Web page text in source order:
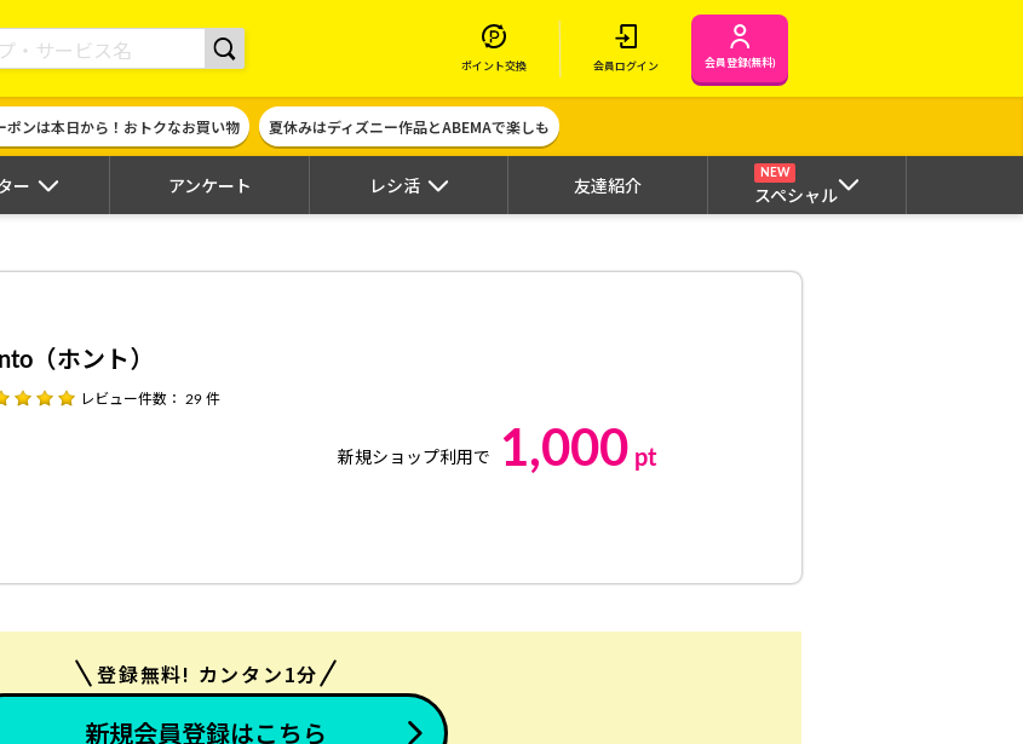
ト券に交換できるポイントサイト | ハピタス
ポイント交換 会員ログイン 会員登録(無料)
ポンは本日から！おトクなお買い物 夏休みはディズニー作品とABEMAで楽しも
ー アンケート レシ活 友達紹介
NEW
スペシャル
（ホント）
レビュー件数： 29 件
新規ショップ利用で 1,000 pt
登録無料! カンタン1分
新規会員登録はこちら